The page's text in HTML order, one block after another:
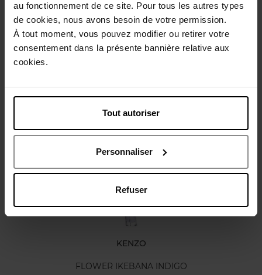
au fonctionnement de ce site. Pour tous les autres types
de cookies, nous avons besoin de votre permission.
À tout moment, vous pouvez modifier ou retirer votre
consentement dans la présente bannière relative aux
cookies.
Tout autoriser
Personnaliser
Refuser
Beschrijving
Karakteristieken
Review Beleid inzake klantbeoordelingen
Nog iets vergeten ?
KENZO
FLOWER IKEBANA INDIGO